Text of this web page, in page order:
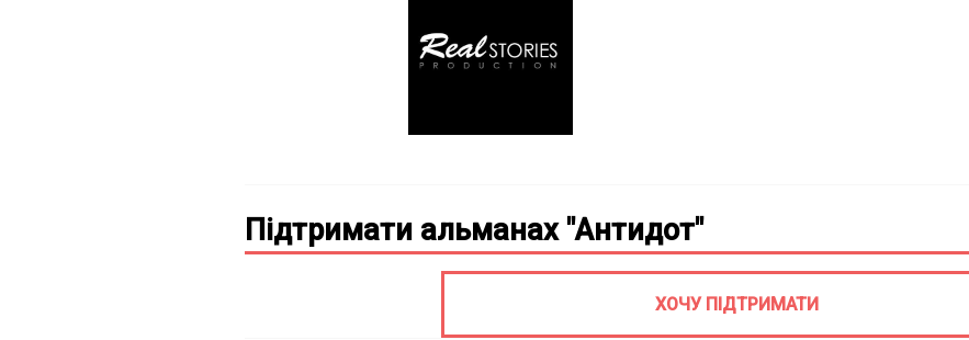
Підтримати альманах "Антидот"
ХОЧУ ПІДТРИМАТИ